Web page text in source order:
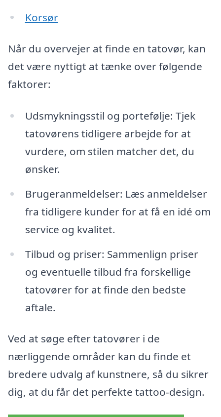
Korsør
Når du overvejer at finde en tatovør, kan
det være nyttigt at tænke over følgende
faktorer:
Udsmykningsstil og portefølje: Tjek
tatovørens tidligere arbejde for at
vurdere, om stilen matcher det, du
ønsker.
Brugeranmeldelser: Læs anmeldelser
fra tidligere kunder for at få en idé om
service og kvalitet.
Tilbud og priser: Sammenlign priser
og eventuelle tilbud fra forskellige
tatovører for at finde den bedste
aftale.
Ved at søge efter tatovører i de
nærliggende områder kan du finde et
bredere udvalg af kunstnere, så du sikrer
dig, at du får det perfekte tattoo-design.